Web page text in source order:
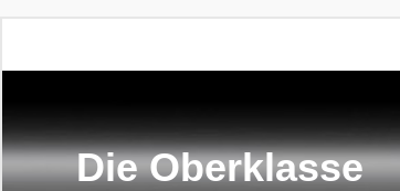
Die Oberklasse